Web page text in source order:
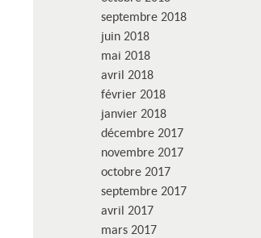
septembre 2018
juin 2018
mai 2018
avril 2018
février 2018
janvier 2018
décembre 2017
novembre 2017
octobre 2017
septembre 2017
avril 2017
mars 2017